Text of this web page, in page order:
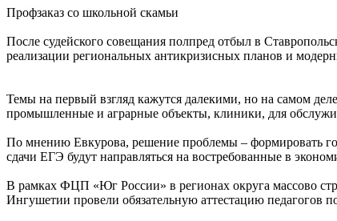
Профзаказ со школьной скамьи
После судейского совещания полпред отбыл в
реализации региональных антикризисных планов и
Темы на первый взгляд кажутся далекими, но на самом
промышленные и аграрные объекты, клиники, для
По мнению Евкурова, решение проблемы – формировать
сдачи ЕГЭ будут направляться на востребованные в
В рамках ФЦП «Юг России» в регионах округа массово
Ингушетии провели обязательную аттестацию педагогов